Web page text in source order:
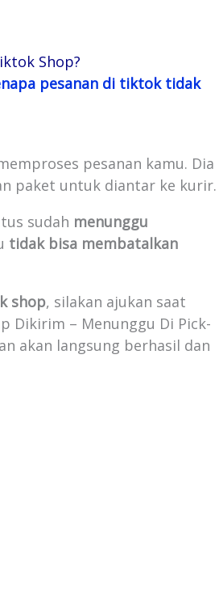
Shop?
pesanan di tiktok tidak
pesanan kamu. Dia
paket untuk diantar ke kurir.
sudah menunggu
tidak bisa membatalkan
shop, silakan ajukan saat
Dikirim – Menunggu Di Pick-
akan langsung berhasil dan